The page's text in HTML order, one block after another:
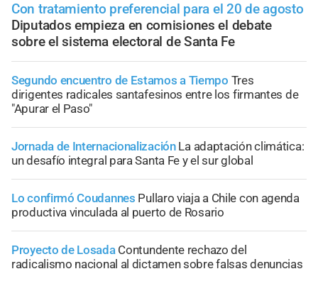
Con tratamiento preferencial para el 20 de agosto
Diputados empieza en comisiones el debate
sobre el sistema electoral de Santa Fe
Segundo encuentro de Estamos a Tiempo Tres
dirigentes radicales santafesinos entre los firmantes de
"Apurar el Paso"
Jornada de Internacionalización La adaptación climática:
un desafío integral para Santa Fe y el sur global
Lo confirmó Coudannes Pullaro viaja a Chile con agenda
productiva vinculada al puerto de Rosario
Proyecto de Losada Contundente rechazo del
radicalismo nacional al dictamen sobre falsas denuncias